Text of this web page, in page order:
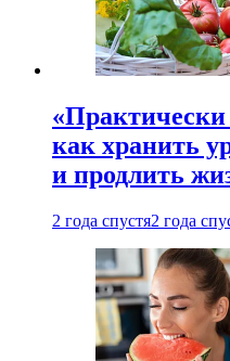
«Практически
как хранить
и продлить
2 года спустя2 года